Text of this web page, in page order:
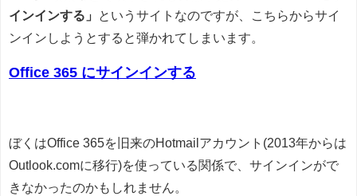
インインする」
というサイトなのですが、こちらからサイ
ンインしようとすると弾かれてしまいます。
Office 365 にサインインする
ぼくはOffice 365を旧来のHotmailアカウント(2013年からは
Outlook.comに移行)を使っている関係で、サインインがで
きなかったのかもしれません。